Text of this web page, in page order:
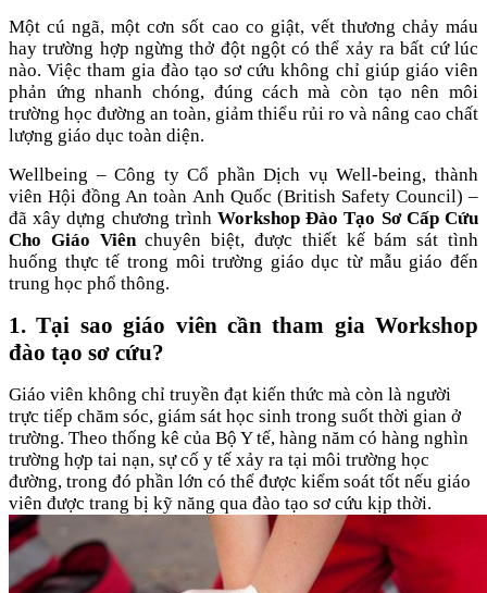
Một cú ngã, một cơn sốt cao co giật, vết thương chảy máu
hay trường hợp ngừng thở đột ngột có thể xảy ra bất cứ lúc
nào. Việc tham gia đào tạo sơ cứu không chỉ giúp giáo viên
phản ứng nhanh chóng, đúng cách mà còn tạo nên môi
trường học đường an toàn, giảm thiểu rủi ro và nâng cao chất
lượng giáo dục toàn diện.
Wellbeing – Công ty Cổ phần Dịch vụ Well-being, thành
viên Hội đồng An toàn Anh Quốc (British Safety Council) –
đã xây dựng chương trình Workshop Đào Tạo Sơ Cấp Cứu
Cho Giáo Viênchuyên biệt, được thiết kế bám sát tình
huống thực tế trong môi trường giáo dục từ mẫu giáo đến
trung học phổ thông.
1. Tại sao giáo viên cần tham gia Workshop
đào tạo sơ cứu?
Giáo viên không chỉ truyền đạt kiến thức mà còn là người
trực tiếp chăm sóc, giám sát học sinh trong suốt thời gian ở
trường. Theo thống kê của Bộ Y tế, hàng năm có hàng nghìn
trường hợp tai nạn, sự cố y tế xảy ra tại môi trường học
đường, trong đó phần lớn có thể được kiểm soát tốt nếu giáo
viên được trang bị kỹ năng qua đào tạo sơ cứu kịp thời.